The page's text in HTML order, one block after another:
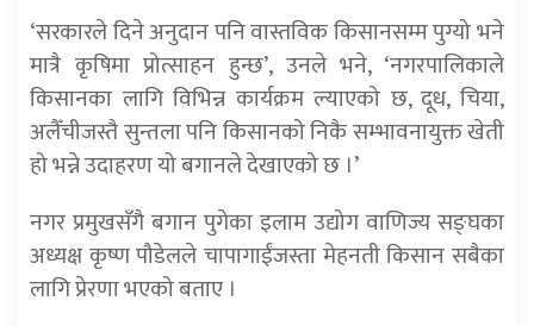
‘सरकारले दिने अनुदान पनि वास्तविक किसानसम्म पुग्यो भने
मात्रै कृषिमा प्रोत्साहन हुन्छ’, उनले भने, ‘नगरपालिकाले
किसानका लागि विभिन्न कार्यक्रम ल्याएको छ, दूध, चिया,
अलैँचीजस्तै सुन्तला पनि किसानको निकै सम्भावनायुक्त खेती
हो भन्ने उदाहरण यो बगानले देखाएको छ ।’
नगर प्रमुखसँगै बगान पुगेका इलाम उद्योग वाणिज्य सङ्घका
अध्यक्ष कृष्ण पौडेलले चापागाईंजस्ता मेहनती किसान सबैका
लागि प्रेरणा भएको बताए ।